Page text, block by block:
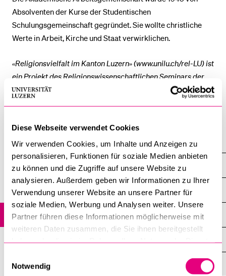
Diese Webseite verwendet Cookies
Wir verwenden Cookies, um Inhalte und Anzeigen zu
personalisieren, Funktionen für soziale Medien anbieten
zu können und die Zugriffe auf unsere Website zu
analysieren. Außerdem geben wir Informationen zu Ihrer
Verwendung unserer Website an unsere Partner für
soziale Medien, Werbung und Analysen weiter. Unsere
Partner führen diese Informationen möglicherweise mit
weiteren Daten zusammen, die Sie ihnen bereitgestellt
Notwendig
Römisch-katholische Gemeinschaften
>> Erloschene Gemeinschaften
Übersicht
Akademische Arbeitsgemeinschaft
Rosenkranz-Sühnekreuzzug um den Frieden der Welt (RSK)
Absolventen der Kurse der Studentischen
Schulungsgemeinschaft gegründet. Sie wollte christliche
Werte in Arbeit, Kirche und Staat verwirklichen.
«Religionsvielfalt im Kanton Luzern» (www.unilu.ch/rel-LU) ist
ein Projekt des Religionswissenschaftlichen Seminars der
Universität Luzern.
Stellensuchende
Förderer
BELIEBTE INHALTE
Vorlesungsverzeichnis
Sportangebot
Menuplan Mensa
Anmeldung und Zulassung